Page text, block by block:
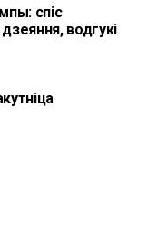
спіс
водгукі